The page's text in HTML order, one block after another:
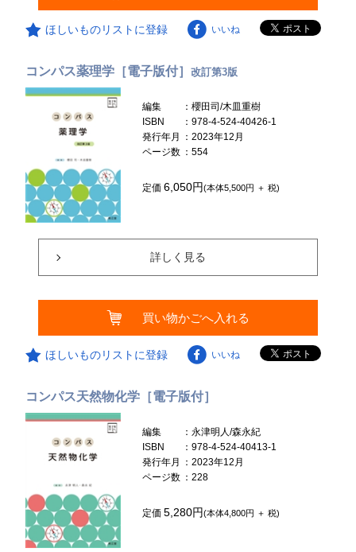
ほしいものリストに登録 いいね
コンパス薬理学［電子版付］改訂第3版
編集
：櫻田司/木皿重樹
ISBN
：978-4-524-40426-1
発行年月
：2023年12月
ページ数 ：554
定価6,050円(本体5,500円 ＋ 税)
詳しく見る
買い物かごへ入れる
ほしいものリストに登録 いいね
コンパス天然物化学［電子版付］
編集
：永津明人/森永紀
ISBN
：978-4-524-40413-1
発行年月
：2023年12月
ページ数 ：228
定価5,280円(本体4,800円 ＋ 税)